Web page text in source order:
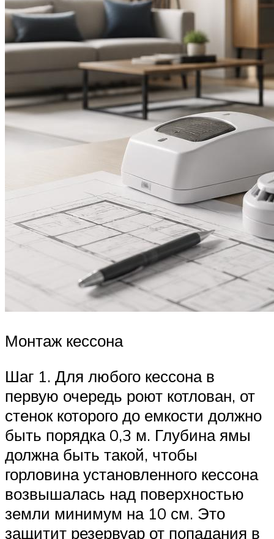
Монтаж кессона
Шаг 1. Для любого кессона в
первую очередь роют котлован, от
стенок которого до емкости должно
быть порядка 0,3 м. Глубина ямы
должна быть такой, чтобы
горловина установленного кессона
возвышалась над поверхностью
земли минимум на 10 см. Это
защитит резервуар от попадания в